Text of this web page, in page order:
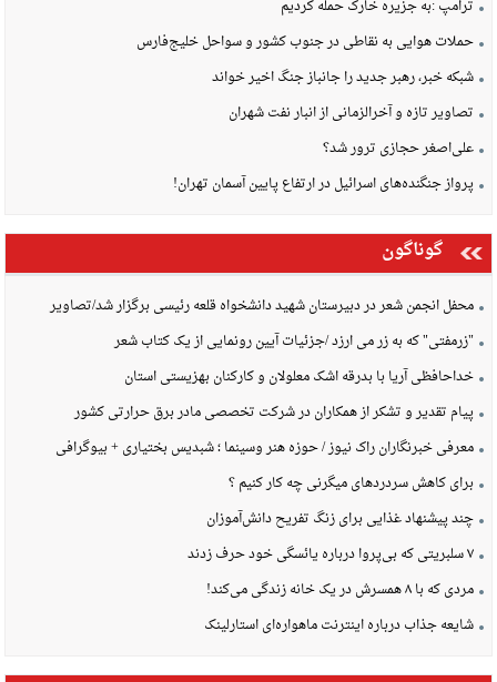
ترامپ :به جزیره خارک حمله کردیم
حملات هوایی به نقاطی در جنوب کشور و سواحل خلیج‌فارس
شبکه خبر، رهبر جدید را جانباز جنگ اخیر خواند
تصاویر تازه و آخرالزمانی از انبار نفت شهران
علی‌اصغر حجازی ترور شد؟
پرواز جنگنده‌های اسرائیل در ارتفاع پایین آسمان تهران!
گوناگون
محفل انجمن شعر در دبیرستان شهید دانشخواه قلعه رئیسی برگزار شد/تصاویر
"زرمفتی" که به زر می ارزد /جزئیات آیین رونمایی از یک کتاب شعر
خداحافظی آریا با بدرقه اشک معلولان و کارکنان بهزیستی استان
پیام تقدیر و تشکر از همکاران در شرکت تخصصی مادر برق حرارتی کشور
معرفی خبرنگاران راک نیوز / حوزه هنر وسینما ؛ شبدیس بختیاری + بیوگرافی
برای کاهش سردردهای میگرنی چه کار کنیم ؟
چند پیشنهاد غذایی برای زنگ تفریح دانش‌آموزان
۷ سلبریتی که بی‌پروا درباره یائسگی خود حرف زدند
مردی که با ۸ همسرش در یک خانه زندگی می‌کند!
شایعه جذاب درباره اینترنت ماهواره‌ای استارلینک